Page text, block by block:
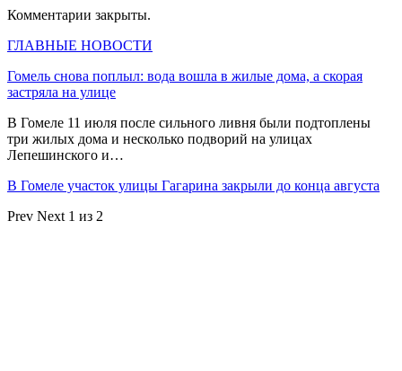
Комментарии закрыты.
ГЛАВНЫЕ НОВОСТИ
Гомель снова поплыл: вода вошла в жилые дома, а скорая
застряла на улице
В Гомеле 11 июля после сильного ливня были подтоплены
три жилых дома и несколько подворий на улицах
Лепешинского и…
В Гомеле участок улицы Гагарина закрыли до конца августа
Prev Next 1 из 2